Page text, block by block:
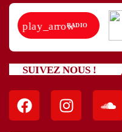
play_arrowRADIO
SUIVEZ NOUS !